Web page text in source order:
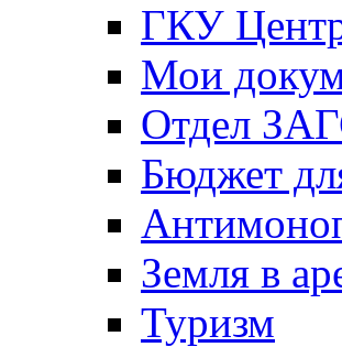
ГКУ Центр
Мои
Отдел
Бюджет
Земля в
Туризм